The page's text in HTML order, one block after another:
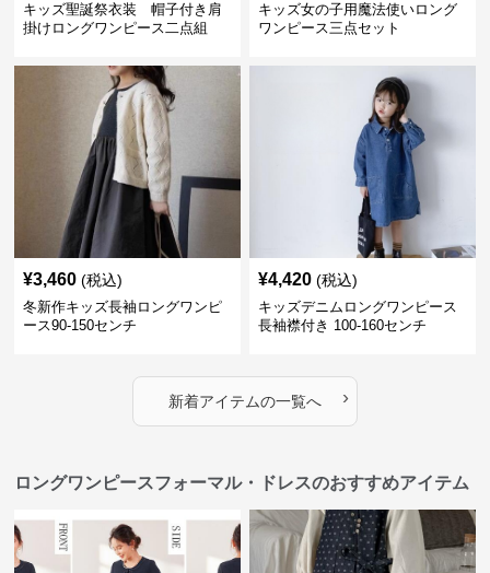
キッズ聖誕祭衣装 帽子付き肩
掛けロングワンピース二点組
キッズ女の子用魔法使いロング
ワンピース三点セット
¥3,460 (税込)
冬新作キッズ長袖ロングワンピ
ース90-150センチ
¥4,420 (税込)
キッズデニムロングワンピース
長袖襟付き 100-160センチ
新着アイテムの一覧へ ›
ロングワンピースフォーマル・ドレスのおすすめアイテム